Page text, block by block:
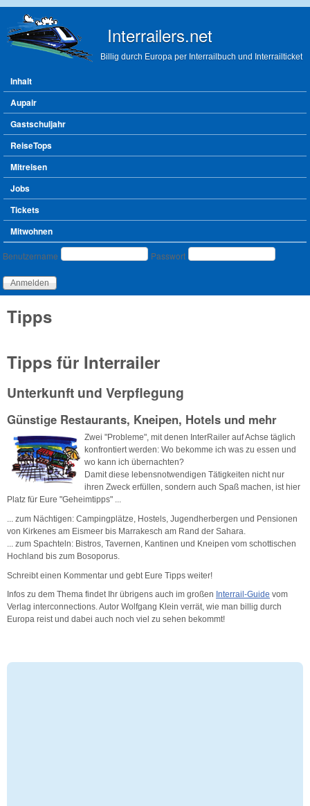
Interrailers.net
Billig durch Europa per Interrailbuch und Interrailticket
Hauptmenü
Inhalt
Aupair
Gastschuljahr
ReiseTops
Mitreisen
Jobs
Tickets
Mitwohnen
Benutzeranmeldung
Benutzername Passwort
Tipps
Tipps für Interrailer
Unterkunft und Verpflegung
Günstige Restaurants, Kneipen, Hotels und mehr
Zwei "Probleme", mit denen InterRailer auf Achse täglich
konfrontiert werden: Wo bekomme ich was zu essen und
wo kann ich übernachten?
Damit diese lebensnotwendigen Tätigkeiten nicht nur
ihren Zweck erfüllen, sondern auch Spaß machen, ist hier
Platz für Eure "Geheimtipps" ...
... zum Nächtigen: Campingplätze, Hostels, Jugendherbergen und Pensionen
von Kirkenes am Eismeer bis Marrakesch am Rand der Sahara.
... zum Spachteln: Bistros, Tavernen, Kantinen und Kneipen vom schottischen
Hochland bis zum Bosoporus.
Schreibt einen Kommentar und gebt Eure Tipps weiter!
Infos zu dem Thema findet Ihr übrigens auch im großen Interrail-Guide vom
Verlag interconnections. Autor Wolfgang Klein verrät, wie man billig durch
Europa reist und dabei auch noch viel zu sehen bekommt!